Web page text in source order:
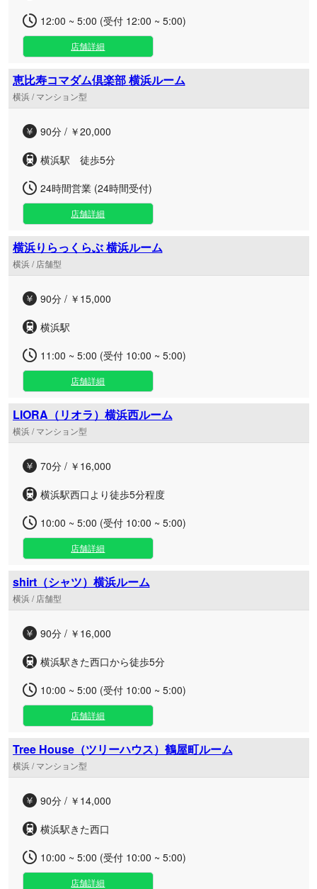
12:00 ~ 5:00 (受付 12:00 ~ 5:00)
店舗詳細
恵比寿コマダム倶楽部 横浜ルーム
横浜 / マンション型
90分 / ￥20,000
横浜駅 徒歩5分
24時間営業 (24時間受付)
店舗詳細
横浜りらっくらぶ 横浜ルーム
横浜 / 店舗型
90分 / ￥15,000
横浜駅
11:00 ~ 5:00 (受付 10:00 ~ 5:00)
店舗詳細
LIORA（リオラ）横浜西ルーム
横浜 / マンション型
70分 / ￥16,000
横浜駅西口より徒歩5分程度
10:00 ~ 5:00 (受付 10:00 ~ 5:00)
店舗詳細
shirt（シャツ）横浜ルーム
横浜 / 店舗型
90分 / ￥16,000
横浜駅きた西口から徒歩5分
10:00 ~ 5:00 (受付 10:00 ~ 5:00)
店舗詳細
Tree House（ツリーハウス）鶴屋町ルーム
横浜 / マンション型
90分 / ￥14,000
横浜駅きた西口
10:00 ~ 5:00 (受付 10:00 ~ 5:00)
店舗詳細